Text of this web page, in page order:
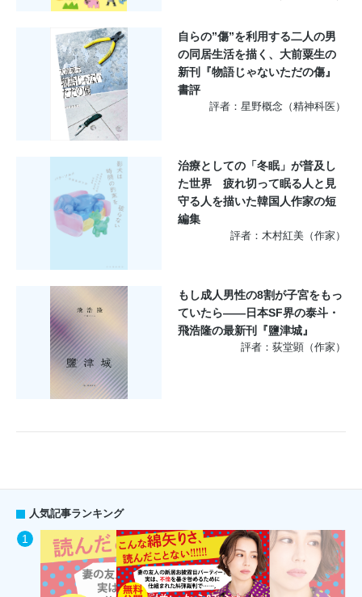
自らの”傷”を利用する二人の男
の同居生活を描く、大前粟生の
新刊『物語じゃないただの傷』
書評
評者：星野概念（精神科医）
治療としての「冬眠」が普及し
た世界 疲れ切って眠る人と見
守る人を描いた韓国人作家の短
編集
評者：木村紅美（作家）
もし成人男性の8割が子宮をもっ
ていたら――日本SF界の泰斗・
飛浩隆の最新刊『鹽津城』
評者：荻堂顕（作家）
人気記事ランキング